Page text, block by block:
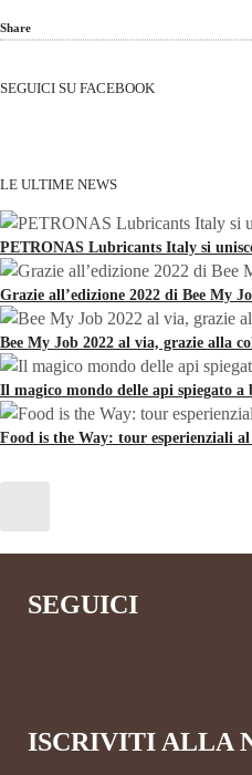
Share
SEGUICI SU FACEBOOK
LE ULTIME NEWS
PETRONAS Lubricants Italy si
Grazie all’edizione 2022 di Bee My
Bee My Job 2022 al via, grazie alla
Il magico mondo delle api spiegato
Food is the Way: tour esperienziali
SEGUICI
ISCRIVITI ALLA